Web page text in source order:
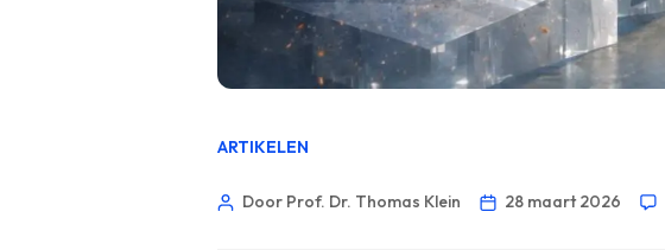
ARTIKELEN
Door Prof. Dr. Thomas Klein 28 maart 2026